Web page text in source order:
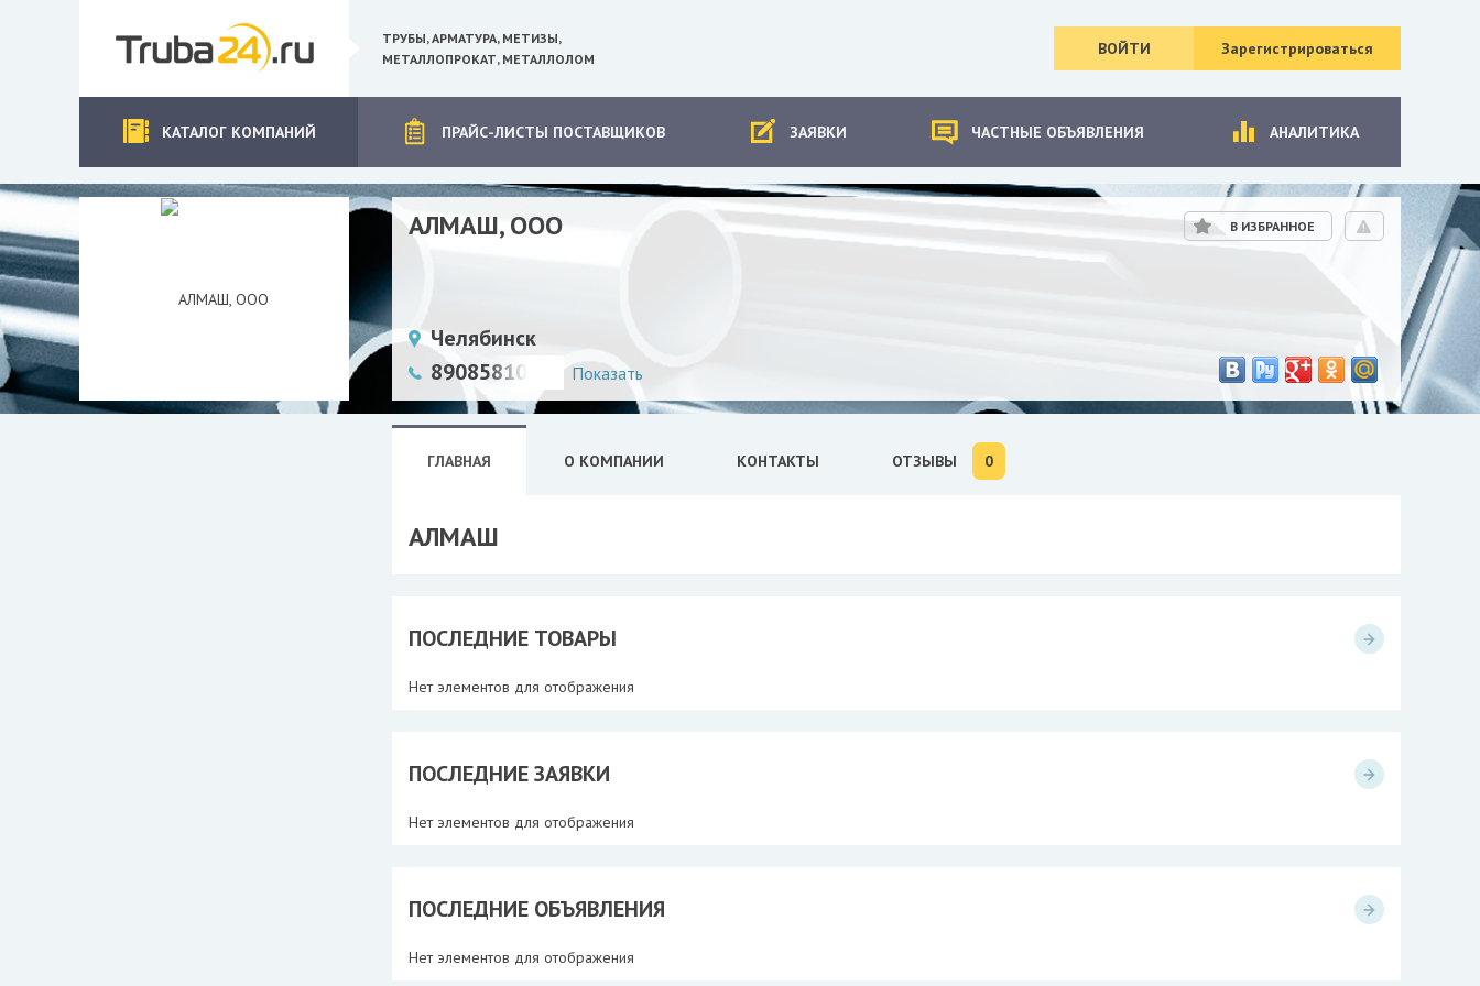
ТРУБЫ, АРМАТУРА, МЕТИЗЫ,
МЕТАЛЛОПРОКАТ, МЕТАЛЛОЛОМ
ВОЙТИ Зарегистрироваться
КАТАЛОГ КОМПАНИЙ ПРАЙС-ЛИСТЫ ПОСТАВЩИКОВ ЗАЯВКИ ЧАСТНЫЕ ОБЪЯВЛЕНИЯ АНАЛИТИКА
АЛМАШ, ООО
Челябинск
89085810209
Показать
В ИЗБРАННОЕ
ГЛАВНАЯ О КОМПАНИИ КОНТАКТЫ ОТЗЫВЫ 0
АЛМАШ
ПОСЛЕДНИЕ ТОВАРЫ
Нет элементов для отображения
ПОСЛЕДНИЕ ЗАЯВКИ
Нет элементов для отображения
ПОСЛЕДНИЕ ОБЪЯВЛЕНИЯ
Нет элементов для отображения